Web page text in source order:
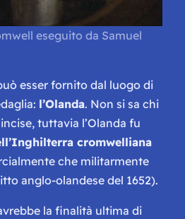
eseguito da Samuel
esser fornito dal luogo di
l’Olanda. Non si sa chi
tuttavia l’Olanda fu
cromwelliana
che militarmente
anglo-olandese del 1652).
la finalità ultima di